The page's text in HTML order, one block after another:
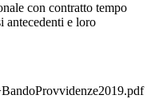
con contratto tempo
antecedenti e loro